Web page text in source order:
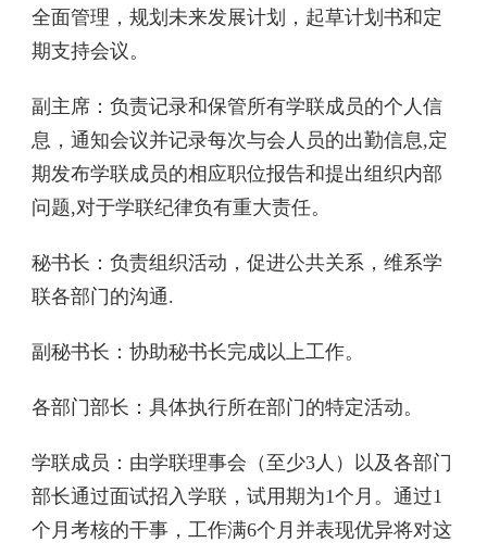
全面管理，规划未来发展计划，起草计划书和定
期支持会议。
副主席：负责记录和保管所有学联成员的个人信
息，通知会议并记录每次与会人员的出勤信息,定
期发布学联成员的相应职位报告和提出组织内部
问题,对于学联纪律负有重大责任。
秘书长：负责组织活动，促进公共关系，维系学
联各部门的沟通.
副秘书长：协助秘书长完成以上工作。
各部门部长：具体执行所在部门的特定活动。
学联成员：由学联理事会（至少3人）以及各部门
部长通过面试招入学联，试用期为1个月。通过1
个月考核的干事，工作满6个月并表现优异将对这